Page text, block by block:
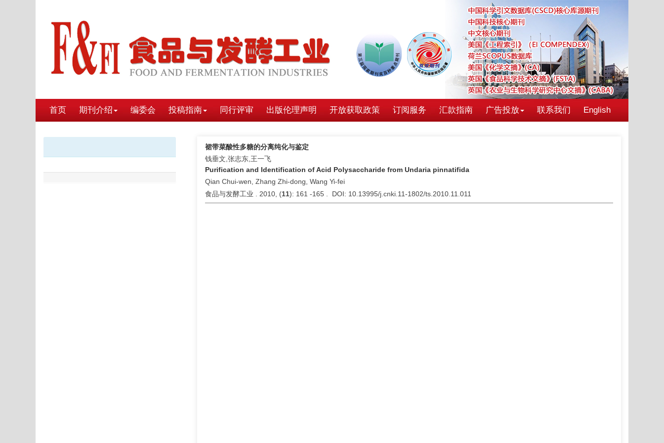
首页 期刊介绍 编委会 投稿指南 同行评审 出版伦理声明 开放获取政策 订阅服务 汇款指南 广告投放 联系我们 English
裙带菜酸性多糖的分离纯化与鉴定
钱垂文,张志东,王一飞
Purification and Identification of Acid Polysaccharide from Undaria pinnatifida
Qian Chui-wen, Zhang Zhi-dong, Wang Yi-fei
食品与发酵工业 . 2010, (11): 161 -165 . DOI: 10.13995/j.cnki.11-1802/ts.2010.11.011